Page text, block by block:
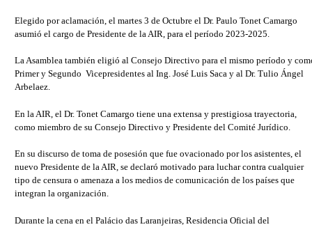
Elegido por aclamación, el martes 3 de Octubre el Dr. Paulo Tonet Camargo
asumió el cargo de Presidente de la AIR, para el período 2023-2025.
La Asamblea también eligió al Consejo Directivo para el mismo período y
Primer y Segundo Vicepresidentes al Ing. José Luis Saca y al Dr. Tulio Ángel
Arbelaez.
En la AIR, el Dr. Tonet Camargo tiene una extensa y prestigiosa trayectoria,
como miembro de su Consejo Directivo y Presidente del Comité Jurídico.
En su discurso de toma de posesión que fue ovacionado por los asistentes, el
nuevo Presidente de la AIR, se declaró motivado para luchar contra cualquier
tipo de censura o amenaza a los medios de comunicación de los países que
integran la organización.
Durante la cena en el Palácio das Laranjeiras, Residencia Oficial del